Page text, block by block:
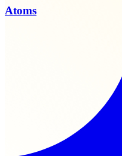
Atoms